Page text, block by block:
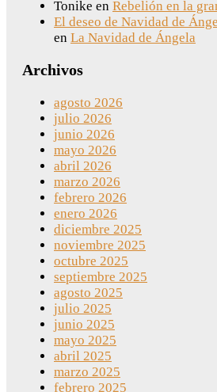
Tonike en Rebelión en la
El deseo de Navidad de
en La Navidad de Ángela
Archivos
agosto 2026
julio 2026
junio 2026
mayo 2026
abril 2026
marzo 2026
febrero 2026
enero 2026
diciembre 2025
noviembre 2025
octubre 2025
septiembre 2025
agosto 2025
julio 2025
junio 2025
mayo 2025
abril 2025
marzo 2025
febrero 2025